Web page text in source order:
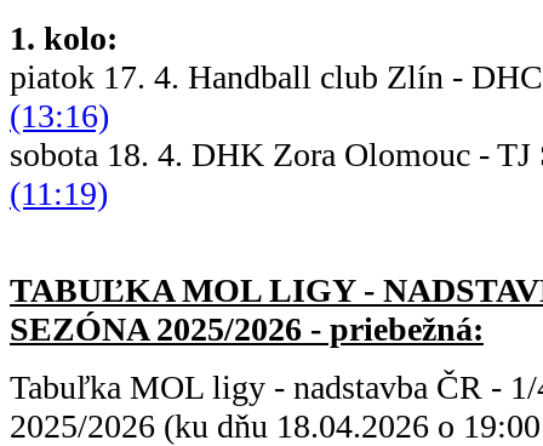
1. kolo:
piatok 17. 4. Handball club Zlín -
(13:16)
sobota 18. 4. DHK Zora Olomouc -
(11:19)
TABUĽKA MOL LIGY -
SEZÓNA 2025/2026 - priebežná:
Tabuľka MOL ligy - nadstavba ČR - 1/
2025/2026 (ku dňu 18.04.2026 o